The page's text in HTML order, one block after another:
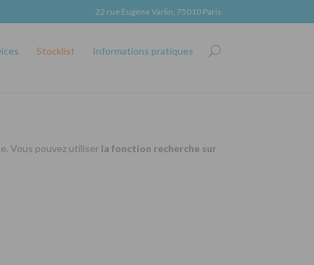
22 rue Eugène Varlin, 75010 Paris
Stocklist Informations pratiques
Vous pouvez utiliser la fonction recherche sur